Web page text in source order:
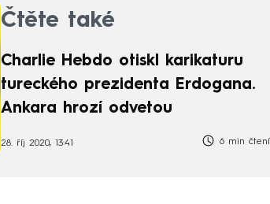
Čtěte také
Charlie Hebdo otiskl karikaturu
tureckého prezidenta Erdogana.
Ankara hrozí odvetou
28. říj 2020, 13:41 6 min čtení